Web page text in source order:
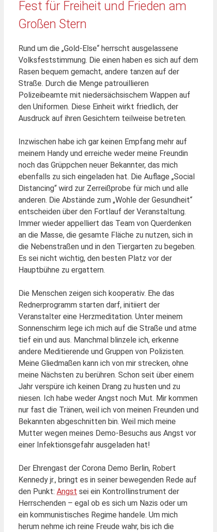
Fest für Freiheit und Frieden am
Großen Stern
Rund um die „Gold-Else“ herrscht ausgelassene
Volksfeststimmung. Die einen haben es sich auf dem
Rasen bequem gemacht, andere tanzen auf der
Straße. Durch die Menge patrouillieren
Polizeibeamte mit niedersächsischem Wappen auf
den Uniformen. Diese Einheit wirkt friedlich, der
Ausdruck auf ihren Gesichtern teilweise betreten.
Inzwischen habe ich gar keinen Empfang mehr auf
meinem Handy und erreiche weder meine Freundin
noch das Grüppchen neuer Bekannter, das mich
ebenfalls zu sich eingeladen hat. Die Auflage „Social
Distancing“ wird zur Zerreißprobe für mich und alle
anderen. Die Abstände zum „Wohle der Gesundheit“
entscheiden über den Fortlauf der Veranstaltung.
Immer wieder appelliert das Team von Querdenken
an die Masse, die gesamte Fläche zu nutzen, sich in
die Nebenstraßen und in den Tiergarten zu begeben.
Es sei nicht wichtig, den besten Platz vor der
Hauptbühne zu ergattern.
Die Menschen zeigen sich kooperativ. Ehe das
Rednerprogramm starten darf, initiiert der
Veranstalter eine Herzmeditation. Unter meinem
Sonnenschirm lege ich mich auf die Straße und atme
tief ein und aus. Manchmal blinzele ich, erkenne
andere Meditierende und Gruppen von Polizisten.
Meine Gliedmaßen kann ich von mir strecken, ohne
meine Nächsten zu berühren. Schon seit über einem
Jahr verspüre ich keinen Drang zu husten und zu
niesen. Ich habe weder Angst noch Mut. Mir kommen
nur fast die Tränen, weil ich von meinen Freunden und
Bekannten abgeschnitten bin. Weil mich meine
Mutter wegen meines Demo-Besuchs aus Angst vor
einer Infektionsgefahr ausgeladen hat!
Der Ehrengast der Corona Demo Berlin, Robert
Kennedy jr., bringt es in seiner bewegenden Rede auf
den Punkt: Angst sei ein Kontrollinstrument der
Herrschenden – egal ob es sich um Nazis oder um
ein kommunistisches Regime handele. Um mich
herum nehme ich reine Freude wahr, bis ich die